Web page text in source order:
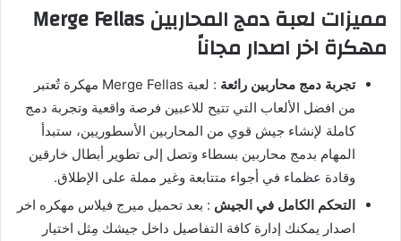
مميزات لعبة دمج المحاربين Merge Fellas
مهكرة اخر اصدار مجاناً
تجربة دمج محاربين رائعة
: لعبة Merge Fellas مهكرة تٌعتبر
من افضل الألعاب التي تتيح للاعبين فرصة واقعية وتجربة دمج
كاملة لإنشاء جيش قوي من المحاربين الأسطوريين، ستبدأ
المهام بدمج محاربين بسطاء وتصل إلى تطوير أبطال خارقين
وقادة عظماء في أجواء متتابعة وغير مملة على الإطلاق.
التحكم الكامل في الجيش : بعد تحميل ميرج فيلاس مهكره اخر
اصدار يمكنك إدارة كافة التفاصيل داخل جيشك مِثل اختيار